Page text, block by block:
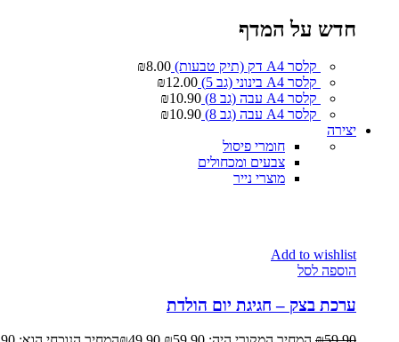
חדש על המדף
קלסר A4 דק (תיק טבעות) ₪8.00
קלסר A4 בינוני (גב 5)
₪12.00
קלסר A4 עבה (גב 8)
₪10.90
קלסר A4 עבה (גב 8)
₪10.90
יצירה
חומרי פיסול
צבעים ומכחולים
מוצרי נייר
Add to wishlist
הוספה לסל
ערכת בצק – חגיגת יום הולדת